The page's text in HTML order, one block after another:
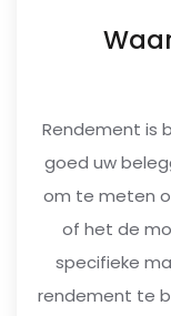
Rendement is
goed uw
om te meten
of het de
specifieke
rendement te